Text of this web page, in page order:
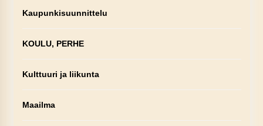
Kaupunkisuunnittelu
KOULU, PERHE
Kulttuuri ja liikunta
Maailma